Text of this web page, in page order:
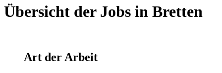
Übersicht der Jobs in Bretten
Art der Arbeit